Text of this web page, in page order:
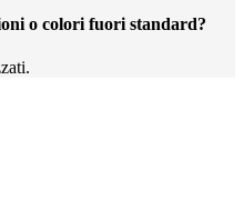
o colori fuori standard?